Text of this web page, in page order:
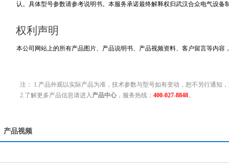
认。具体型号参数请参考说明书。本服务承诺最终解释权归武汉合众电气设备
权利声明
本公司网站上的所有产品图片、产品说明书、产品视频资料、客户留言等内
注： 1.产品外观以实际产品为准，技术参数与型号如有变动，恕不另行通知
2.了解更多产品信息请进入 产品中心 ，服务热线： 400-027-8848。
产品视频